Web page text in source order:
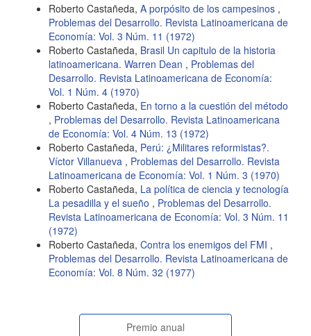
Roberto Castañeda, A porpósito de los campesinos ,
Problemas del Desarrollo. Revista Latinoamericana de
Economía: Vol. 3 Núm. 11 (1972)
Roberto Castañeda, Brasil Un capitulo de la historia
latinoamericana. Warren Dean , Problemas del
Desarrollo. Revista Latinoamericana de Economía:
Vol. 1 Núm. 4 (1970)
Roberto Castañeda, En torno a la cuestión del método
, Problemas del Desarrollo. Revista Latinoamericana
de Economía: Vol. 4 Núm. 13 (1972)
Roberto Castañeda, Perú: ¿Militares reformistas?.
Víctor Villanueva , Problemas del Desarrollo. Revista
Latinoamericana de Economía: Vol. 1 Núm. 3 (1970)
Roberto Castañeda, La política de ciencia y tecnología
La pesadilla y el sueño , Problemas del Desarrollo.
Revista Latinoamericana de Economía: Vol. 3 Núm. 11
(1972)
Roberto Castañeda, Contra los enemigos del FMI ,
Problemas del Desarrollo. Revista Latinoamericana de
Economía: Vol. 8 Núm. 32 (1977)
Premio anual